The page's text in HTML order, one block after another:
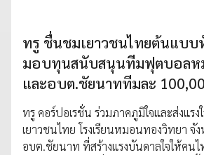
ทรู ชื่นชมเยาวชนไทยต้นแบบ
มอบทุนสนับสนุนทีมฟุตบอลห
และอบต.ชัยนาททีมละ
ทรู คอร์ปอเรชั่น ร่วมภาคภูมิใจและส่งแร
เยาวชนไทย โรงเรียนหมอนทองวิทยา จัง
อบต.ชัยนาท ที่สร้างแรงบันดาลใจให้คนไ